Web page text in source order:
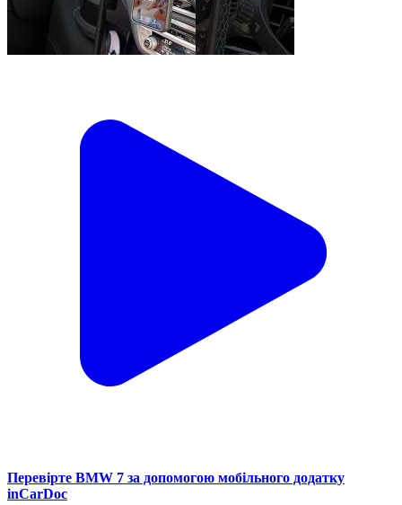
Перевірте BMW 7 за допомогою мобільного додатку
inCarDoc